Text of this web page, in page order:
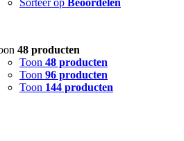
48 producten
Toon 48 producten
Toon 96 producten
Toon 144 producten